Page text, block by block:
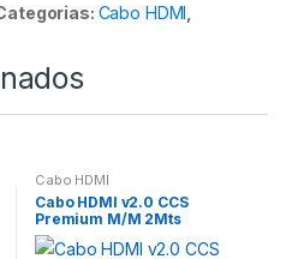
Cabo HDMI
Cabo HDMI
Cabo HDMI v2.0 CCS
Premium M/M 2Mts